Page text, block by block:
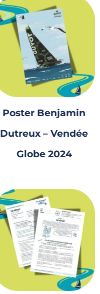
Poster Benjamin
Dutreux – Vendée
Globe 2024